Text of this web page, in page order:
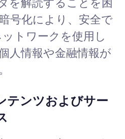
を解読することを困
号化により、安全で
ットワークを使用し
人情報や金融情報が
テンツおよびサー